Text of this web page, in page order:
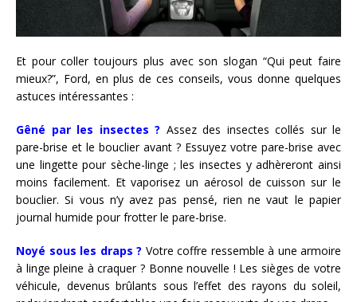
Et pour coller toujours plus avec son slogan “Qui peut faire
mieux?”, Ford, en plus de ces conseils, vous donne quelques
astuces intéressantes :
Gêné par les insectes ? Assez des insectes collés sur le
pare-brise et le bouclier avant ? Essuyez votre pare-brise avec
une lingette pour sèche-linge ; les insectes y adhèreront ainsi
moins facilement. Et vaporisez un aérosol de cuisson sur le
bouclier. Si vous n’y avez pas pensé, rien ne vaut le papier
journal humide pour frotter le pare-brise.
Noyé sous les draps ? Votre coffre ressemble à une armoire
à linge pleine à craquer ? Bonne nouvelle ! Les sièges de votre
véhicule, devenus brûlants sous l’effet des rayons du soleil,